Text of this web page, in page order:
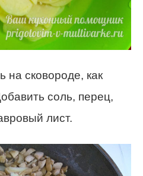
на сковороде, как
соль, перец,
лист.